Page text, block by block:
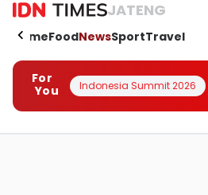
JATENG
HomeFoodNewsSportTravel
For
You
Indonesia Summit 2026